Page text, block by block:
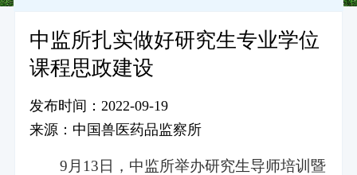
中监所扎实做好研究生专业学位
课程思政建设
发布时间：2022-09-19
来源：中国兽医药品监察所
9月13日，中监所举办研究生导师培训暨